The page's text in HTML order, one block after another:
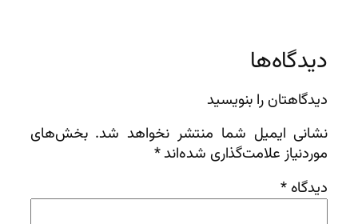
دیدگاه‌ها
دیدگاهتان را بنویسید
نشانی ایمیل شما منتشر نخواهد شد. بخش‌های
موردنیاز علامت‌گذاری شده‌اند*
دیدگاه*